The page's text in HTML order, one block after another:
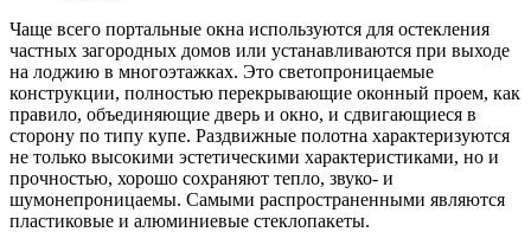
Чаще всего портальные окна используются для остекления
частных загородных домов или устанавливаются при выходе
на лоджию в многоэтажках. Это светопроницаемые
конструкции, полностью перекрывающие оконный проем, как
правило, объединяющие дверь и окно, и сдвигающиеся в
сторону по типу купе. Раздвижные полотна характеризуются
не только высокими эстетическими характеристиками, но и
прочностью, хорошо сохраняют тепло, звуко- и
шумонепроницаемы. Самыми распространенными являются
пластиковые и алюминиевые стеклопакеты.